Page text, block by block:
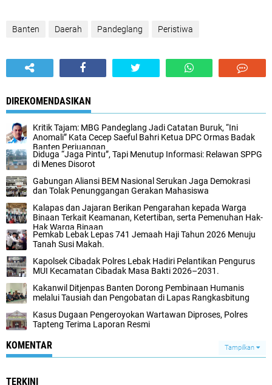
Banten Daerah Pandeglang Peristiwa
DIREKOMENDASIKAN
Kritik Tajam: MBG Pandeglang Jadi Catatan Buruk, “Ini
Anomali” Kata Cecep Saeful Bahri Ketua DPC Ormas Badak
Banten Perjuangan
Diduga “Jaga Pintu”, Tapi Menutup Informasi: Relawan SPPG
di Menes Disorot
Gabungan Aliansi BEM Nasional Serukan Jaga Demokrasi
dan Tolak Penunggangan Gerakan Mahasiswa
Kalapas dan Jajaran Berikan Pengarahan kepada Warga
Binaan Terkait Keamanan, Ketertiban, serta Pemenuhan Hak-
Hak Warga Binaan
Pemkab Lebak Lepas 741 Jemaah Haji Tahun 2026 Menuju
Tanah Susi Makah.
Kapolsek Cibadak Polres Lebak Hadiri Pelantikan Pengurus
MUI Kecamatan Cibadak Masa Bakti 2026–2031.
Kakanwil Ditjenpas Banten Dorong Pembinaan Humanis
melalui Tausiah dan Pengobatan di Lapas Rangkasbitung
Kasus Dugaan Pengeroyokan Wartawan Diproses, Polres
Tapteng Terima Laporan Resmi
KOMENTAR Tampilkan
TERKINI